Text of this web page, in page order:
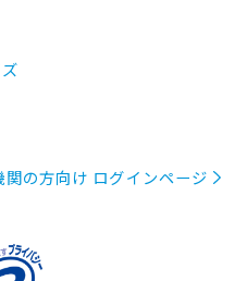
関の方向け ログインページ